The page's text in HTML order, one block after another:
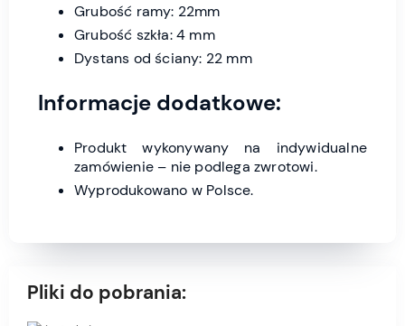
Grubość ramy: 22mm
Grubość szkła: 4 mm
Dystans od ściany: 22 mm
Informacje dodatkowe:
Produkt wykonywany na indywidualne
zamówienie – nie podlega zwrotowi.
Wyprodukowano w Polsce.
Pliki do pobrania: